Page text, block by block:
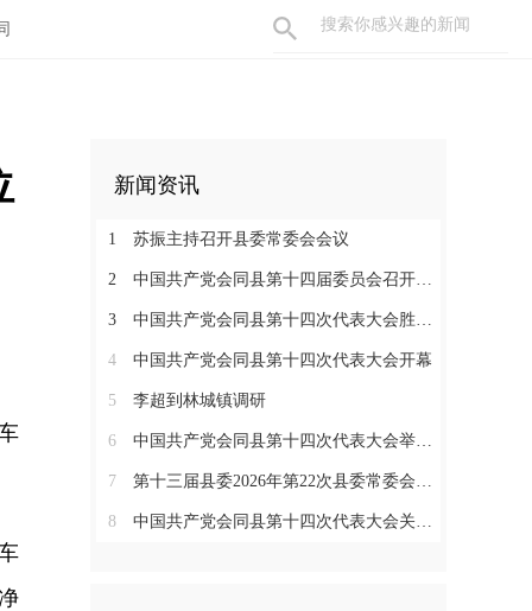
新闻资讯
1 苏振主持召开县委常委会会议
2 中国共产党会同县第十四届委员会召开第一次全体会议
3 中国共产党会同县第十四次代表大会胜利闭幕
4 中国共产党会同县第十四次代表大会开幕
5 李超到林城镇调研
6 中国共产党会同县第十四次代表大会举行严肃换届纪律专题培训会
7 第十三届县委2026年第22次县委常委会会议召开
8 中国共产党会同县第十四次代表大会关于中共会同县第十三届委员会报告的决议